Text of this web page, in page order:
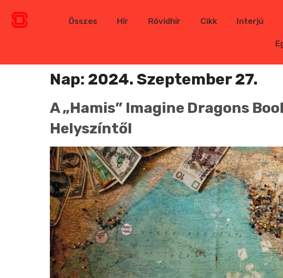
Összes Hír Rövidhír Cikk Interjú
Nap: 2024. Szeptember 27.
A „hamis” Imagine Dragons
Helyszíntől